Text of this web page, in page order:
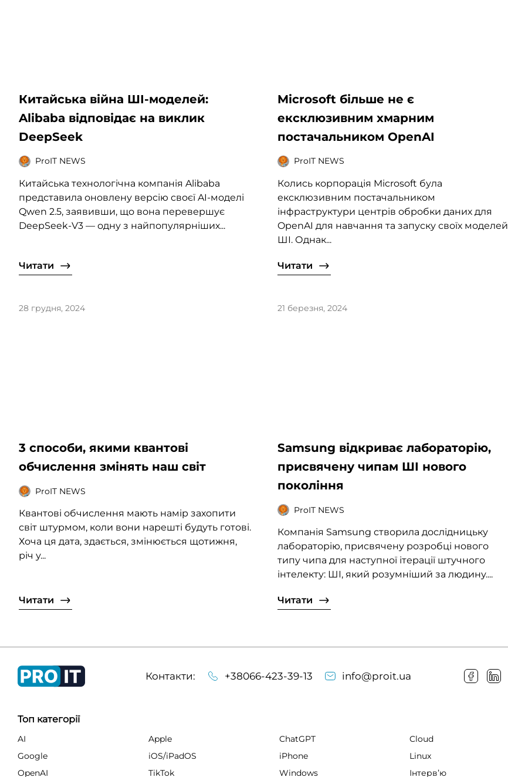
Китайська війна ШІ-моделей:
Alibaba відповідає на виклик
DeepSeek
ProIT NEWS
Китайська технологічна компанія Alibaba
представила оновлену версію своєї AI-моделі
Qwen 2.5, заявивши, що вона перевершує
DeepSeek-V3 — одну з найпопулярніших...
Читати
Microsoft більше не є
ексклюзивним хмарним
постачальником OpenAI
ProIT NEWS
Колись корпорація Microsoft була
ексклюзивним постачальником
інфраструктури центрів обробки даних для
OpenAI для навчання та запуску своїх моделей
ШІ. Однак...
Читати
28 грудня, 2024
3 способи, якими квантові
обчислення змінять наш світ
ProIT NEWS
Квантові обчислення мають намір захопити
світ штурмом, коли вони нарешті будуть готові.
Хоча ця дата, здається, змінюється щотижня,
річ у...
Читати
21 березня, 2024
Samsung відкриває лабораторію,
присвячену чипам ШІ нового
покоління
ProIT NEWS
Компанія Samsung створила дослідницьку
лабораторію, присвячену розробці нового
типу чипа для наступної ітерації штучного
інтелекту: ШІ, який розумніший за людину....
Читати
Контакти: +38066-423-39-13 info@proit.ua
Топ категорії
AI Apple ChatGPT Cloud
Google
iOS/iPadOS iPhone Linux
OpenAI
TikTok Windows Інтервʼю